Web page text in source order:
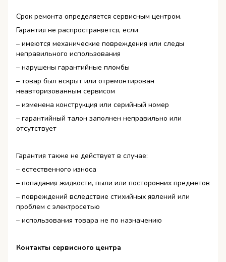
Срок ремонта определяется сервисным центром.
Гарантия не распространяется, если
– имеются механические повреждения или следы
неправильного использования
– нарушены гарантийные пломбы
– товар был вскрыт или отремонтирован
неавторизованным сервисом
– изменена конструкция или серийный номер
– гарантийный талон заполнен неправильно или
отсутствует
Гарантия также не действует в случае:
– естественного износа
– попадания жидкости, пыли или посторонних предметов
– повреждений вследствие стихийных явлений или
проблем с электросетью
– использования товара не по назначению
Контакты сервисного центра